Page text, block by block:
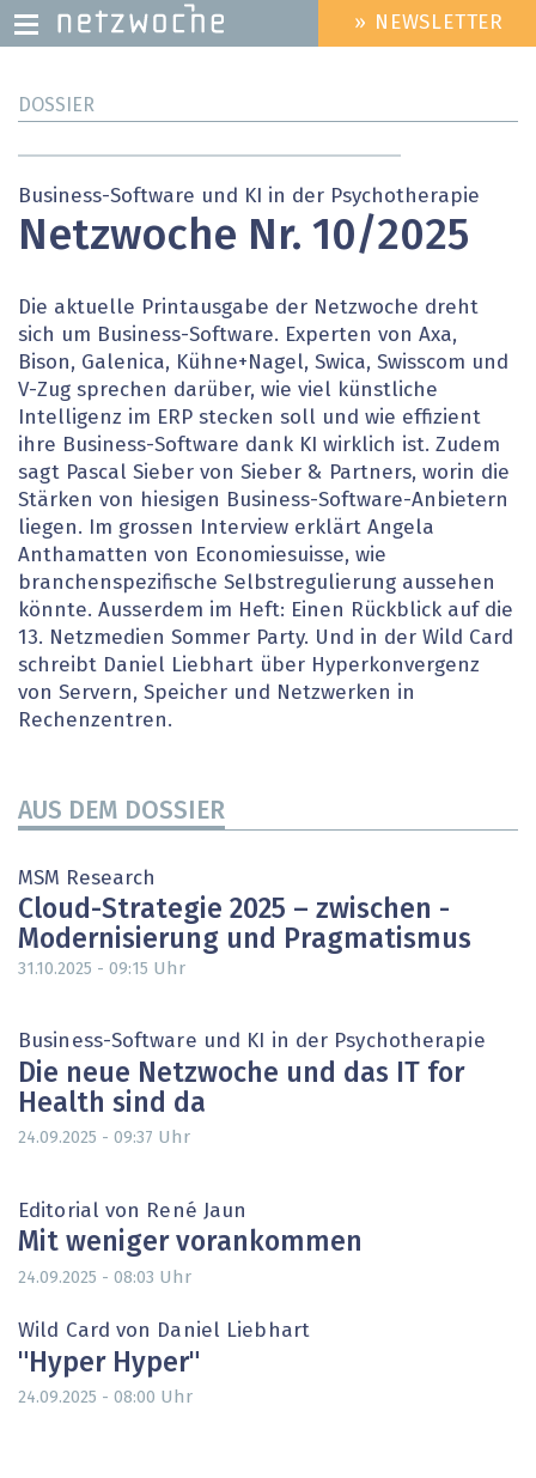
zum
HEADER
MENU
» NEWSLETTER
DOSSIER
Business-Software und KI in der Psychotherapie
Netzwoche Nr. 10/2025
Die aktuelle Printausgabe der Netzwoche dreht
sich um Business-Software. Experten von Axa,
Bison, Galenica, Kühne+Nagel, Swica, Swisscom und
V-Zug sprechen darüber, wie viel künstliche
Intelligenz im ERP stecken soll und wie effizient
ihre Business-Software dank KI wirklich ist. Zudem
sagt Pascal Sieber von Sieber & Partners, worin die
Stärken von hiesigen Business-Software-Anbietern
liegen. Im grossen Interview erklärt Angela
Anthamatten von Economiesuisse, wie
branchenspezifische Selbstregulierung aussehen
könnte. Ausserdem im Heft: Einen Rückblick auf die
13. Netzmedien Sommer Party. Und in der Wild Card
schreibt Daniel Liebhart über Hyperkonvergenz
von Servern, Speicher und Netzwerken in
Rechenzentren.
AUS DEM DOSSIER
MSM Research
Cloud-Strategie 2025 – zwischen ­
Modernisierung und Pragmatismus
31.10.2025 - 09:15 Uhr
Business-Software und KI in der Psychotherapie
Die neue Netzwoche und das IT for
Health sind da
24.09.2025 - 09:37 Uhr
Editorial von René Jaun
Mit weniger vorankommen
24.09.2025 - 08:03 Uhr
Wild Card von Daniel Liebhart
"Hyper Hyper"
24.09.2025 - 08:00 Uhr